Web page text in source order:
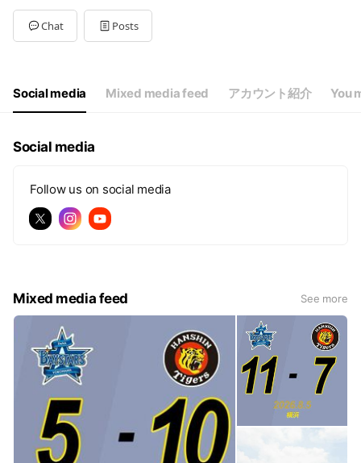
Chat Posts
Social media Mixed media feed アカウント紹介 You
Social media
Follow us on social media
Mixed media feed See more